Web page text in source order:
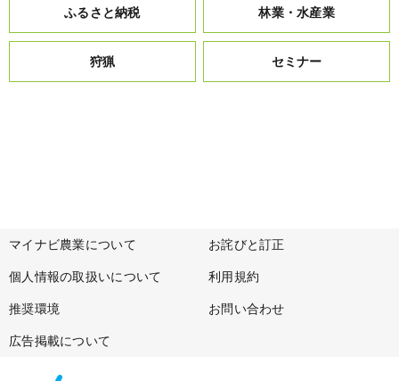
ふるさと納税 林業・水産業
狩猟 セミナー
マイナビ農業について お詫びと訂正
個人情報の取扱いについて 利用規約
推奨環境 お問い合わせ
広告掲載について